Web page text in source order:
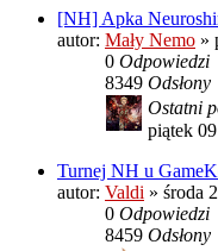
[NH] Apka
autor: Mały Nemo »
0 Odpowiedzi
8349 Odsłony
Ostatni
piątek
Turnej NH u
autor: Valdi » środa
0 Odpowiedzi
8459 Odsłony